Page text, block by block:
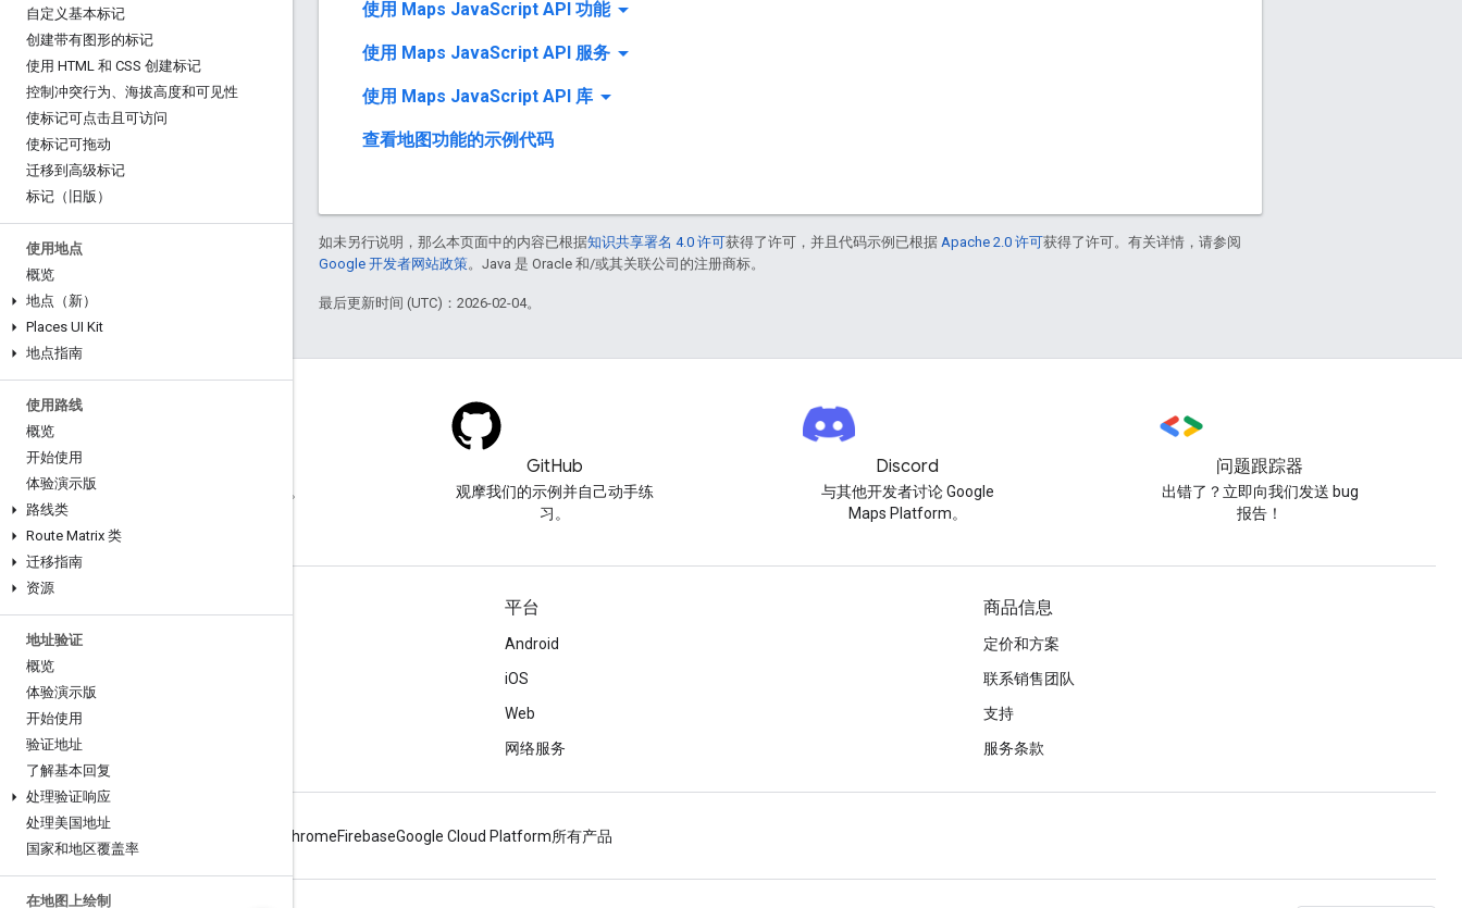
自定义基本标记
创建带有图形的标记
使用 HTML 和 CSS 创建标记
控制冲突行为、海拔高度和可见性
使标记可点击且可访问
使标记可拖动
迁移到高级标记
标记（旧版）
使用地点
概览
地点（新）
Places UI Kit
地点指南
使用路线
概览
开始使用
体验演示版
路线类
Route Matrix 类
迁移指南
资源
地址验证
概览
体验演示版
开始使用
验证地址
了解基本回复
处理验证响应
处理美国地址
国家和地区覆盖率
在地图上绘制
使用 Maps JavaScript API 功能arrow_drop_down
使用 Maps JavaScript API 服务 arrow_drop_down
使用 Maps JavaScript API 库 arrow_drop_down
查看地图功能的示例代码
如未另行说明，那么本页面中的内容已根据知识共享署名 4.0 许可获得了许可，并且代码示例已根据 Apache 2.0 许可获得了许可。有关详情，请参阅
Google 开发者网站政策。Java 是 Oracle 和/或其关联公司的注册商标。
最后更新时间 (UTC)：2026-02-04。
在 google-maps 标签下提问。
GitHub
观摩我们的示例并自己动手练
习。
Discord
与其他开发者讨论 Google
Maps Platform。
问题跟踪器
出错了？立即向我们发送 bug
报告！
常见问题解答
功能探索器
教程
平台
Android
iOS
Web
网络服务
商品信息
定价和方案
联系销售团队
支持
服务条款
ChromeFirebaseGoogle Cloud Platform所有产品